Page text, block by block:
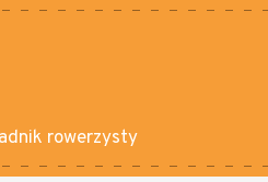
rowerzysty